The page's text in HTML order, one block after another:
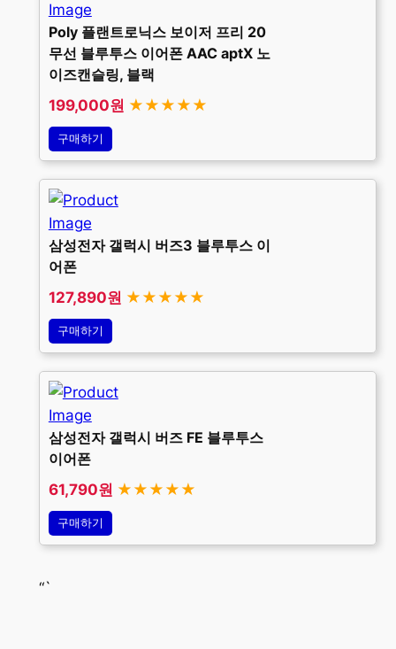
Poly 플랜트로닉스 보이저 프리 20
무선 블루투스 이어폰 AAC aptX 노
이즈캔슬링, 블랙
199,000원 ★★★★★
구매하기
삼성전자 갤럭시 버즈3 블루투스 이
어폰
127,890원 ★★★★★
구매하기
삼성전자 갤럭시 버즈 FE 블루투스
이어폰
61,790원 ★★★★★
구매하기
“`